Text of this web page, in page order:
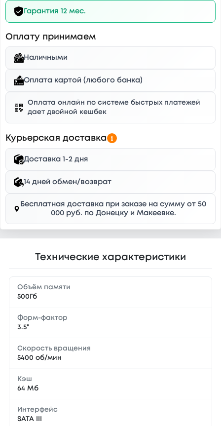
Гарантия 12 мес.
Оплату принимаем
Наличными
Оплата картой (любого банка)
Оплата онлайн по системе быстрых платежей
дает двойной кешбек
Курьерская доставка
Доставка 1-2 дня
14 дней обмен/возврат
Бесплатная доставка при заказе на сумму от 50
000 руб. по Донецку и Макеевке.
Технические характеристики
Объём памяти
500Гб
Форм-фактор
3.5"
Скорость вращения
5400 об/мин
Кэш
64 Мб
Интерфейс
SATA III